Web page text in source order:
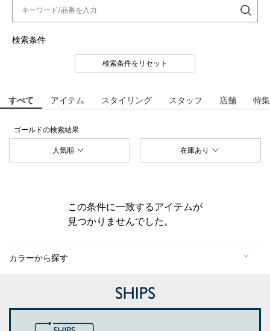
検索条件
検索条件をリセット
すべて アイテム スタイリング スタッフ 店舗 特集
ゴールドの検索結果
人気順 在庫あり
この条件に一致するアイテムが
見つかりませんでした。
カラーから探す